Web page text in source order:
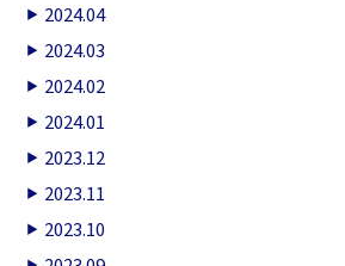
2024.04
2024.03
2024.02
2024.01
2023.12
2023.11
2023.10